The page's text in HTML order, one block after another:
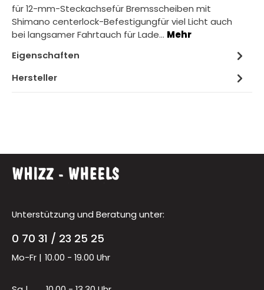
für 12-mm-Steckachsefür Bremsscheiben mit
Shimano centerlock-Befestigungfür viel Licht auch
bei langsamer Fahrtauch für Lade… Mehr
Eigenschaften
Hersteller
Unterstützung und Beratung unter:
0 70 31 / 23 25 25
Mo-Fr | 10.00 - 19.00 Uhr